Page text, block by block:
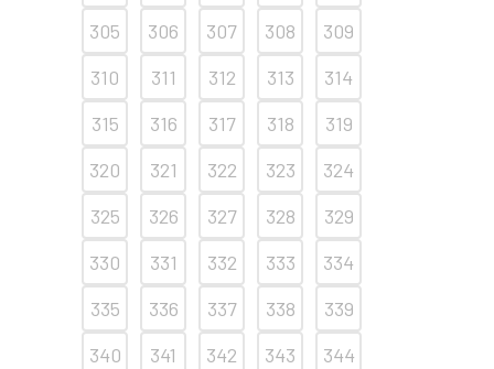
305
306 307 308
309
310
311 312 313
314
315
316 317 318
319
320
321 322 323
324
325
326 327 328
329
330
331 332 333
334
335
336 337 338
339
340
341 342 343
344